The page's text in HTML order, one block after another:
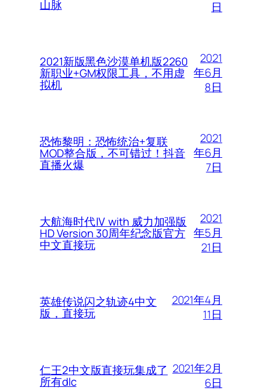
山脉
日
2021新版黑色沙漠单机版2260
新职业+GM权限工具，不用虚
拟机
2021
年6月
8日
恐怖黎明：恐怖统治+复联
MOD整合版，不可错过！抖音
直播火爆
2021
年6月
7日
大航海时代Ⅳ with 威力加强版
HD Version 30周年纪念版官方
中文直接玩
2021
年5月
21日
英雄传说闪之轨迹4中文
版，直接玩
2021年4月
11日
仁王2中文版直接玩集成了
所有dlc
2021年2月
6日